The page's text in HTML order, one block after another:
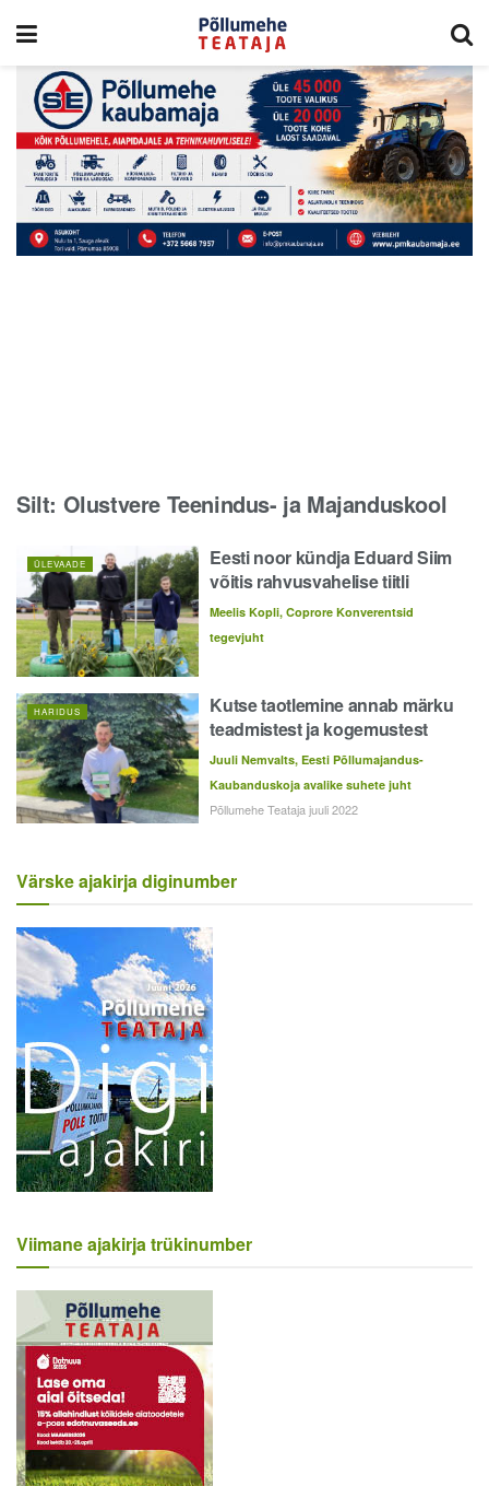
Silt: Olustvere Teenindus- ja Majanduskool
ÜLEVAADE
Eesti noor kündja Eduard Siim
võitis rahvusvahelise tiitli
Meelis Kopli, Coprore Konverentsid
tegevjuht
HARIDUS
Kutse taotlemine annab märku
teadmistest ja kogemustest
Juuli Nemvalts, Eesti Põllumajandus-
Kaubanduskoja avalike suhete juht
Põllumehe Teataja juuli 2022
Värske ajakirja diginumber
Viimane ajakirja trükinumber